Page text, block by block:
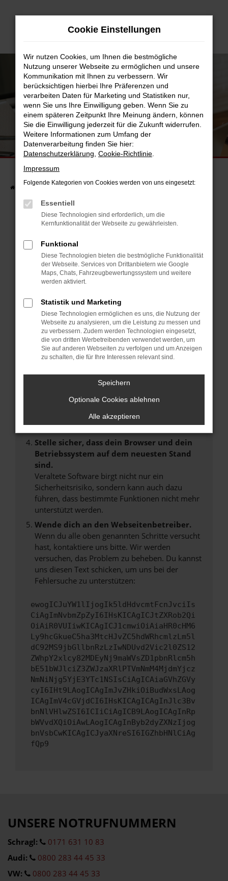
Zum
UNSERE FAHRZEUGSUCHE
FINDEN SIE JETZT IHR TRAUMAUTO.
Startseite Fahrzeuge Fahrzeugsuche
FEHLER: NETWORK ERROR
Beim Laden ist ein Fehler aufgetreten.
Hier sind ein paar Tipps, die dir helfen können:
Überprüfe deine Firewall und deine
Laden andere Webseiten, zum Beispiel deine
Suchmaschine?
Prüfe deine Browsererweiterungen.
Manche Erweiterungen, wie Werbeblocker,
können das Laden bestimmter Seiten
anderen Browser oder in einem privaten
Starte dein Gerät neu.
Das kann manchmal helfen, vorübergehende
Probleme zu beheben.
Stelle sicher, dass dein Browser und dein
Betriebssystem auf dem neuesten Stand
sind.
Veraltete Software birgt nicht nur ein
Sicherheitsrisiko, sondern kann auch dazu
führen, dass bestimmte Funktionen nicht mehr
unterstützt werden.
Wende dich an den Webseitenbetreiber.
Wenn du alle oben genannten Schritte versucht
hast, kontaktiere uns bitte. Wir werden
versuchen, das Problem zu beheben. Du kannst
uns diesen Text schicken, um uns bei der
Fehlersuche zu unterstützen:
ewogICJuYW1lIjogIk5ldHdvcmtFcnJvciIs
CiAgImNvbmZpZyI6IHsKICAgICJtZXRob2Qi
OiAiR0VUIiwKICAgICJ1cmwiOiAiaHR0cHM6
Ly9hcGkueC5ha3MtcHJvZC5hdWRhcmlzLm5l
dC92MS9jbGllbnRzLzIwNDUvd2Vic2l0ZS12
ZWhpY2xlcy82MDEyNj9maWVsZD1pbnRlcm5h
bE51bWJlciZ3ZWJzaXRlPTVmNmM4MjdmYjcz
NmNiNjg5YjE3YTc1NSIsCiAgICAiaGVhZGVy
cyI6IHt9LAogICAgImJvZHkiOiBudWxsLAog
ICAgImV4cGVjdCI6IHsKICAgICAgInJlc3Bv
bnNlVHlwZSI6ICIiCiAgICB9LAogICAgInRp
bWVvdXQiOiAwLAogICAgInByb2dyZXNzIjog
bnVsbCwKICAgICJyaXNreSI6IGZhbHNlCiAg
fQp9
UNSERE NOTRUFNUMMERN
Schragl:
0171 631 10 83
Audi:
0800 283 44 45 33
VW:
0800 283 44 45 33
Cookie Einstellungen
Wir nutzen Cookies, um Ihnen die bestmögliche
Nutzung unserer Webseite zu ermöglichen und unsere
Kommunikation mit Ihnen zu verbessern. Wir
berücksichtigen hierbei Ihre Präferenzen und
verarbeiten Daten für Marketing und Statistiken nur,
wenn Sie uns Ihre Einwilligung geben. Wenn Sie zu
einem späteren Zeitpunkt Ihre Meinung ändern, können
Sie die Einwilligung jederzeit für die Zukunft widerrufen.
Weitere Informationen zum Umfang der
Datenverarbeitung finden Sie hier:
Datenschutzerklärung Cookie-Richtlinie
Impressum
Folgende Kategorien von Cookies werden von uns eingesetzt:
Essentiell
Diese Technologien sind erforderlich, um die
Kernfunktionalität der Webseite zu gewährleisten.
Funktional
Diese Technologien bieten die bestmögliche Funktionalität
der Webseite. Services von Drittanbietern wie Google
Maps, Chats, Fahrzeugbewertungssystem und weitere
werden aktiviert.
Statistik und Marketing
Diese Technologien ermöglichen es uns, die Nutzung der
Webseite zu analysieren, um die Leistung zu messen und
zu verbessern. Zudem werden Technologien eingesetzt,
die von dritten Werbetreibenden verwendet werden, um
Sie auf anderen Webseiten zu verfolgen und um Anzeigen
zu schalten, die für Ihre Interessen relevant sind.
Speichern
Optionale Cookies ablehnen
Alle akzeptieren